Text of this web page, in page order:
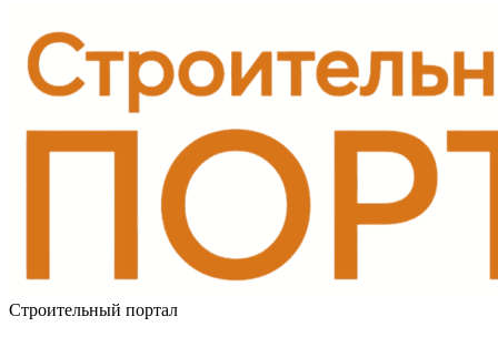
Строительный портал